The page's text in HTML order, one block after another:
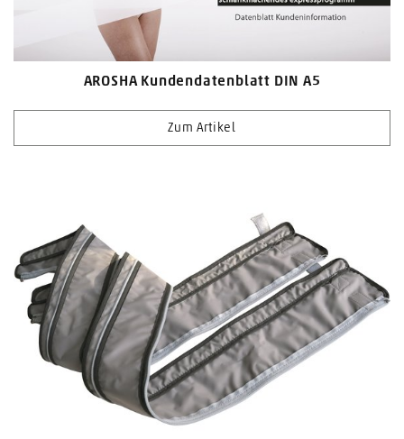
AROSHA Kundendatenblatt DIN A5
Zum Artikel